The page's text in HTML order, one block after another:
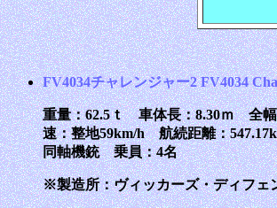
FV4034チャレンジャー2 FV4034
重量：62.5ｔ 車体長：8.30ｍ 全
速：整地59km/h 航続距離：
同軸機銃 乗員：4名
※製造所：ヴィッカーズ・ディフェ